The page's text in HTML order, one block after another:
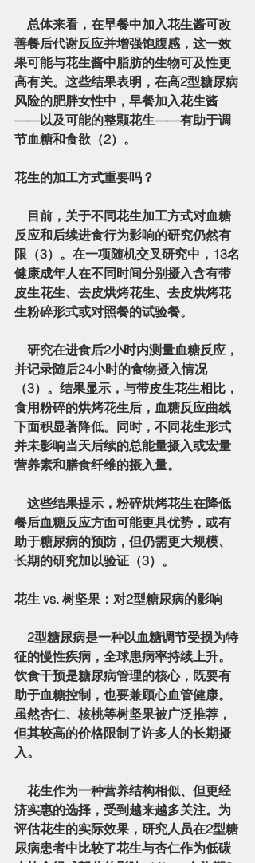
总体来看，在早餐中加入花生酱可改
善餐后代谢反应并增强饱腹感，这一效
果可能与花生酱中脂肪的生物可及性更
高有关。这些结果表明，在高2型糖尿病
风险的肥胖女性中，早餐加入花生酱
——以及可能的整颗花生——有助于调
节血糖和食欲（2）。
花生的加工方式重要吗？
目前，关于不同花生加工方式对血糖
反应和后续进食行为影响的研究仍然有
限（3）。在一项随机交叉研究中，13名
健康成年人在不同时间分别摄入含有带
皮生花生、 去皮烘烤花生、 去皮烘烤花
生粉碎形式或对照餐的试验餐。
研究在进食后2小时内测量血糖反应，
并记录随后24小时的食物摄入情况
（3）。结果显示，与带皮生花生相比，
食用粉碎的烘烤花生后，血糖反应曲线
下面积显著降低。同时，不同花生形式
并未影响当天后续的总能量摄入或宏量
营养素和膳食纤维的摄入量。
    这些结果提示，
粉碎烘烤花生在降低
餐后血糖反应方面可能更具优势 ，或有
助于糖尿病的预防，但仍需更大规模、
长期的研究加以验证（3）。
花生 vs. 树坚果：对2型糖尿病的影响
2型糖尿病是一种以血糖调节受损为特
征的慢性疾病，全球患病率持续上升。
饮食干预是糖尿病管理的核心，既要有
助于血糖控制，也要兼顾心血管健康。
虽然杏仁、核桃等树坚果被广泛推荐，
但其较高的价格限制了许多人的长期摄
入。
花生作为一种营养结构相似、但更经
济实惠的选择，受到越来越多关注。为
评估花生的实际效果，研究人员在2型糖
尿病患者中比较了花生与杏仁作为低碳